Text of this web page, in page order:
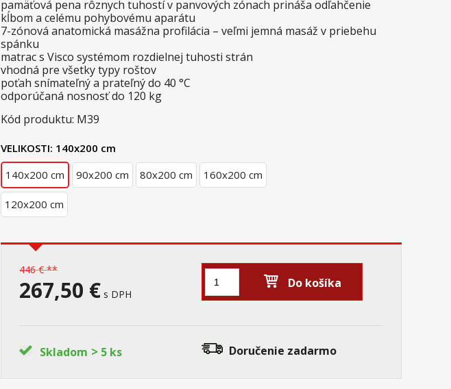
pamäťová pena rôznych tuhostí v panvových zónach prináša odľahčenie
kĺbom a celému pohybovému aparátu
7-zónová anatomická masážna profilácia – veľmi jemná masáž v priebehu
spánku
matrac s Visco systémom rozdielnej tuhosti strán
vhodná pre všetky typy roštov
poťah snímateľný a prateľný do 40 °C
odporúčaná nosnosť do 120 kg
Kód produktu: M39
VELIKOSTI: 140x200 cm
140x200 cm
90x200 cm 80x200 cm 160x200 cm
120x200 cm
446 € **
267,50 € s DPH
Do košíka
Skladom > 5 ks Doručenie zadarmo